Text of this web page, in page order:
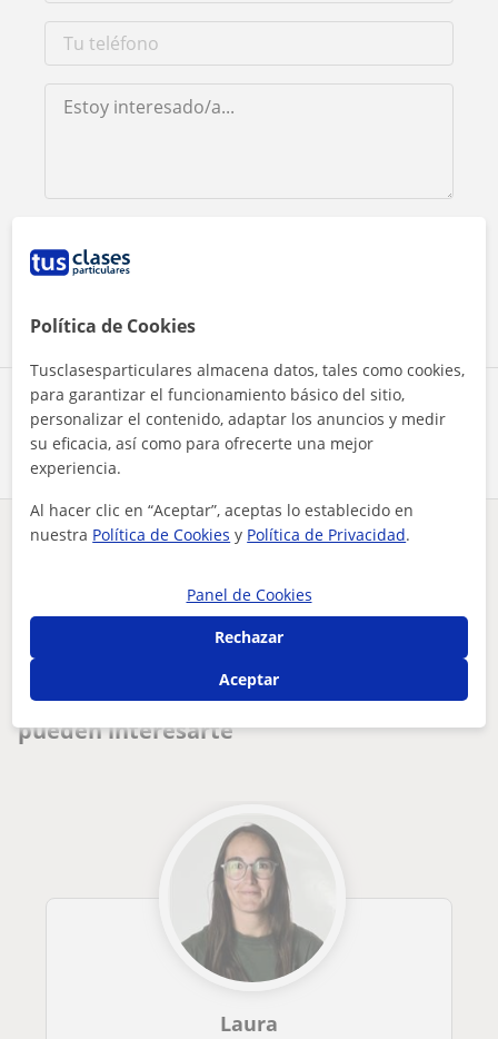
Comparte a este profesor
¿Hay algún error en este perfil?Cuéntanos
A domicilio
Problemas de aprendizaje
Toledo
auxiliar de educación infantil con experiencia dando apoyo e...
Otros profesores de Problemas de
aprendizaje en Talavera de la Reina que
pueden interesarte
Laura
Política de Cookies
Tusclasesparticulares almacena datos, tales como cookies,
para garantizar el funcionamiento básico del sitio,
personalizar el contenido, adaptar los anuncios y medir
su eficacia, así como para ofrecerte una mejor
experiencia.
Al hacer clic en “Aceptar”, aceptas lo establecido en
nuestra Política de Cookies y Política de Privacidad.
Panel de Cookies
Rechazar
Aceptar